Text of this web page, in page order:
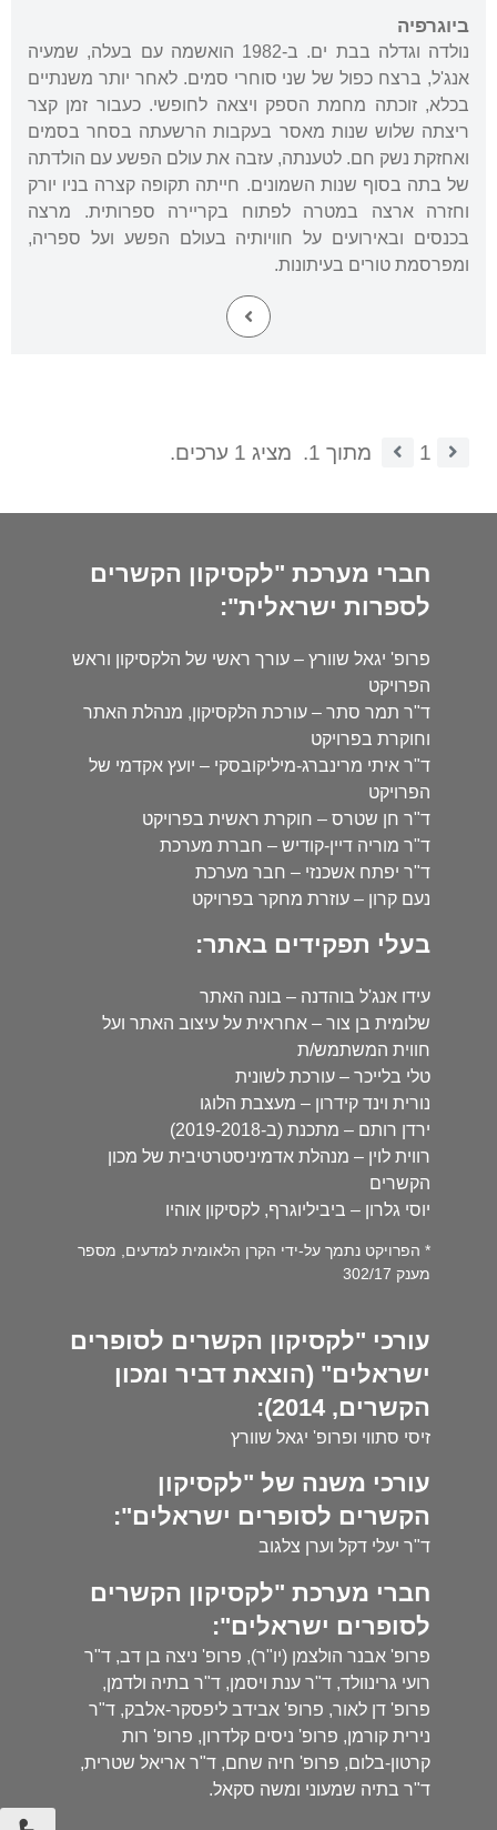
ביוגרפיה
נולדה וגדלה בבת ים. ב-1982 הואשמה עם בעלה, שמעיה
אנג'ל, ברצח כפול של שני סוחרי סמים. לאחר יותר משנתיים
בכלא, זוכתה מחמת הספק ויצאה לחופשי. כעבור זמן קצר
ריצתה שלוש שנות מאסר בעקבות הרשעתה בסחר בסמים
ואחזקת נשק חם. לטענתה, עזבה את עולם הפשע עם הולדתה
של בתה בסוף שנות השמונים. חייתה תקופה קצרה בניו יורק
וחזרה ארצה במטרה לפתוח בקריירה ספרותית. מרצה
בכנסים ובאירועים על חוויותיה בעולם הפשע ועל ספריה,
ומפרסמת טורים בעיתונות.
1 מתוך 1. מציג 1 ערכים.
חברי מערכת "לקסיקון הקשרים
לספרות ישראלית":
פרופ' יגאל שוורץ – עורך ראשי של הלקסיקון וראש
הפרויקט
ד"ר תמר סתר – עורכת הלקסיקון, מנהלת האתר
וחוקרת בפרויקט
ד"ר איתי מרינברג-מיליקובסקי – יועץ אקדמי של
הפרויקט
ד"ר חן שטרס – חוקרת ראשית בפרויקט
ד"ר מוריה דיין-קודיש – חברת מערכת
ד"ר יפתח אשכנזי – חבר מערכת
נעם קרון – עוזרת מחקר בפרויקט
בעלי תפקידים באתר:
עידו אנג'ל בוהדנה – בונה האתר
שלומית בן צור – אחראית על עיצוב האתר ועל
חווית המשתמש/ת
טלי בלייכר – עורכת לשונית
נורית וינד קידרון – מעצבת הלוגו
ירדן רותם – מתכנת (ב-2019-2018)
רווית לוין – מנהלת אדמיניסטרטיבית של מכון
הקשרים
יוסי גלרון – ביביליוגרף, לקסיקון אוהיו
* הפרויקט נתמך על-ידי הקרן הלאומית למדעים, מספר
מענק 302/17
עורכי "לקסיקון הקשרים לסופרים
ישראלים" (הוצאת דביר ומכון
הקשרים, 2014):
זיסי סתווי ופרופ' יגאל שוורץ
עורכי משנה של "לקסיקון
הקשרים לסופרים ישראלים":
ד"ר יעלי דקל וערן צלגוב
חברי מערכת "לקסיקון הקשרים
לסופרים ישראלים":
פרופ' אבנר הולצמן (יו"ר), פרופ' ניצה בן דב, ד"ר
רועי גרינוולד, ד"ר ענת ויסמן, ד"ר בתיה ולדמן,
פרופ' דן לאור, פרופ' אבידב ליפסקר-אלבק, ד"ר
נירית קורמן, פרופ' ניסים קלדרון, פרופ' רות
קרטון-בלום, פרופ' חיה שחם, ד"ר אריאל שטרית,
ד"ר בתיה שמעוני ומשה סקאל.